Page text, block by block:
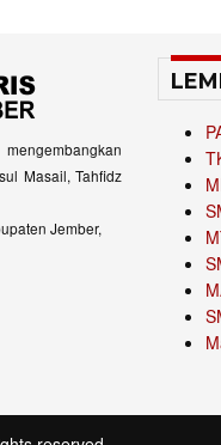
Masail, Tahfidz
Jember,